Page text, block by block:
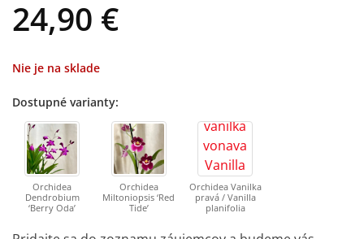
24,90 €
Nie je na sklade
Dostupné varianty:
Orchidea
Dendrobium
‘Berry Oda’
Orchidea
Miltoniopsis ‘Red
Tide’
Orchidea Vanilka
pravá / Vanilla
planifolia